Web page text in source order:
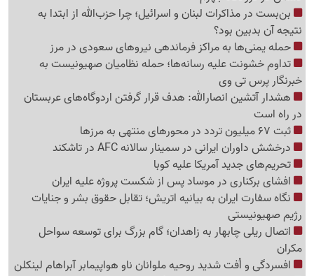
بن‌بست در مذاکرات لبنان و اسرائیل؛ چرا حزب‌الله از ابتدا به
نتیجه آن بدبین بود؟
حمله یمنی‌ها به مراکز فرماندهی نیروهای سعودی در مرز
تداوم خشونت علیه رسانه‌ها؛ حمله نظامیان صهیونیست به
خبرنگار پرس تی وی
هشدار آتشین انصارالله: هدف قرار گرفتن اردوگاه‌های عربستان
در راه است
ثبت 67 میلیون تردد در محورهای منتهی به مرزها
درخشش داوران ایرانی در سمینار سالانه AFC در تاشکند
تحریم‌های جدید آمریکا علیه کوبا
افشای برکناری در موساد پس از شکست پروژه علیه ایران
نگاه سفارت ایران به بیانیه اتریش؛ تقابل حقوق بشر و جنایات
رژیم صهیونیستی
اتصال ریلی چابهار به زاهدان؛ گام بزرگ برای توسعه سواحل
مکران
افسردگی و اُفت شدید روحیه ملوانان ناو هواپیمابر آبراهام لینکلن